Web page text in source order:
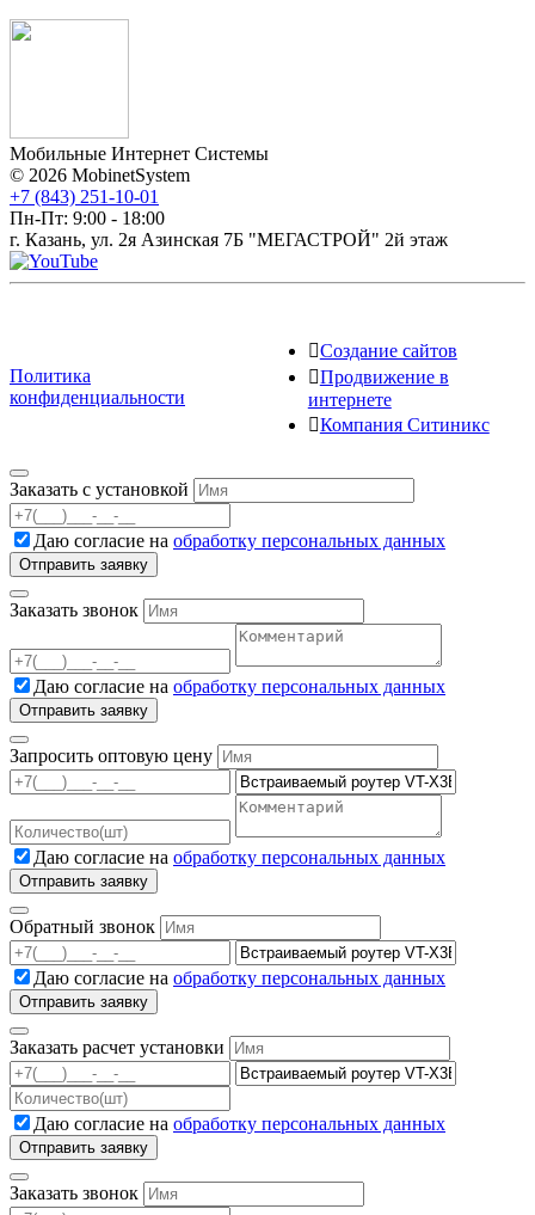
Мобильные Интернет Системы
© 2026 MobinetSystem
+7 (843) 251-10-01
Пн-Пт: 9:00 - 18:00
г. Казань, ул. 2я Азинская 7Б "МЕГАСТРОЙ" 2й этаж
Политика
конфиденциальности
Создание сайтов
Продвижение в
интернете
Компания Ситиникс
Заказать с установкой
Даю согласие на обработку персональных данных
Заказать звонок
Даю согласие на обработку персональных данных
Запросить оптовую цену
Даю согласие на обработку персональных данных
Обратный звонок
Даю согласие на обработку персональных данных
Заказать расчет установки
Даю согласие на обработку персональных данных
Заказать звонок